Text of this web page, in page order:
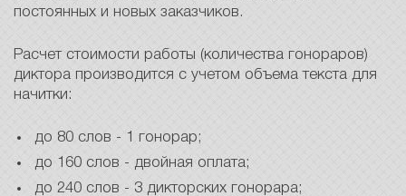
постоянных и новых заказчиков.
Расчет стоимости работы (количества гонораров)
диктора производится с учетом объема текста для
начитки:
до 80 слов - 1 гонорар;
до 160 слов - двойная оплата;
до 240 слов - 3 дикторских гонорара;